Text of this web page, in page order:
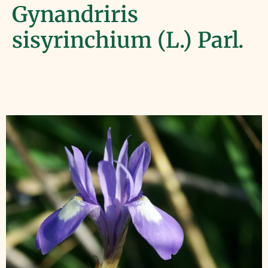
Gynandriris
sisyrinchium (L.) Parl.